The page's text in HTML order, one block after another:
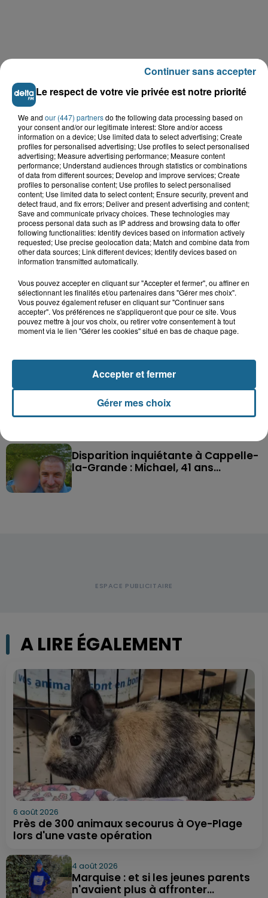
LE TOP DE L'ACTU
Saint-Omer : un enfant gravement brûlé
après l'explosion d'un jouet...
Lucas s'en est allé brutalement...
Valérie, 46 ans, portée disparue
depuis mardi à Dunkerque, sa...
Disparition inquiétante à Cappelle-
la-Grande : Michael, 41 ans...
A LIRE ÉGALEMENT
6 août 2026
Près de 300 animaux secourus à Oye-Plage
lors d'une vaste opération
4 août 2026
Marquise : et si les jeunes parents
n'avaient plus à affronter...
Le respect de votre vie privée est notre priorité
We and our (447) partnersdo the following data processing based on
your consent and/or our legitimate interest: Store and/or access
information on a device; Use limited data to select advertising; Create
profiles for personalised advertising; Use profiles to select personalised
advertising; Measure advertising performance; Measure content
performance; Understand audiences through statistics or combinations
of data from different sources; Develop and improve services; Create
profiles to personalise content; Use profiles to select personalised
content; Use limited data to select content; Ensure security, prevent and
detect fraud, and fix errors; Deliver and present advertising and content;
Save and communicate privacy choices. These technologies may
process personal data such as IP address and browsing data to offer
following functionalities: Identify devices based on information actively
requested; Use precise geolocation data; Match and combine data from
other data sources; Link different devices; Identify devices based on
information transmitted automatically.
Vous pouvez accepter en cliquant sur "Accepter et fermer", ou affiner en
sélectionnant les finalités et/ou partenaires dans "Gérer mes choix".
Vous pouvez également refuser en cliquant sur "Continuer sans
accepter". Vos préférences ne s'appliqueront que pour ce site. Vous
pouvez mettre à jour vos choix, ou retirer votre consentement à tout
moment via le lien "Gérer les cookies" situé en bas de chaque page.
Gérer mes choix
Accepter et fermer
Continuer sans accepter